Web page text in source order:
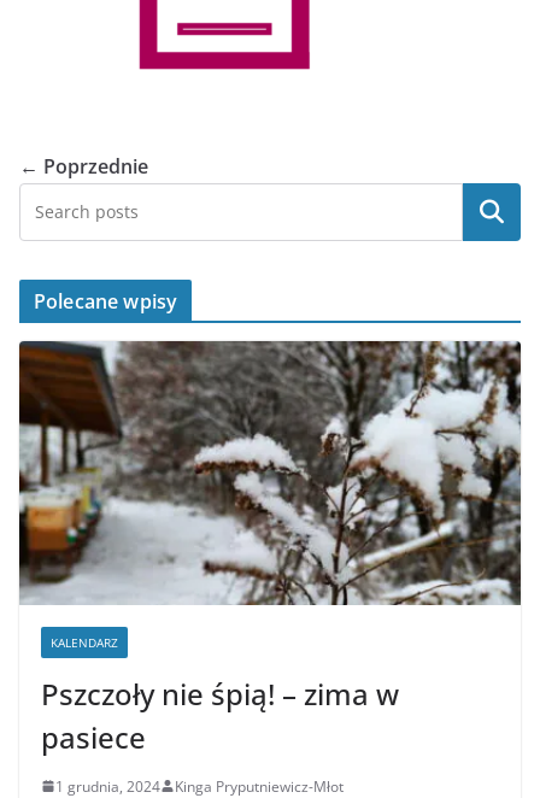
← Poprzednie
Szukaj
Polecane wpisy
KALENDARZ
Pszczoły nie śpią! – zima w
pasiece
1 grudnia, 2024 Kinga Pryputniewicz-Młot